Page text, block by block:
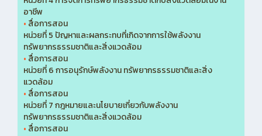
อาชีพ
• สื่อการสอน
หน่วยที่ 5 ปัญหาและผลกระทบที่เกิดจากการใช้พลังงาน
ทรัพยากรธรรมชาติและสิ่งแวดล้อม
• สื่อการสอน
หน่วยที่ 6 การอนุรักษ์พลังงาน ทรัพยากรธรรมชาติและสิ่ง
แวดล้อม
• สื่อการสอน
หน่วยที่ 7 กฎหมายและนโยบายเกี่ยวกับพลังงาน
ทรัพยากรธรรมชาติและสิ่งแวดล้อม
• สื่อการสอน